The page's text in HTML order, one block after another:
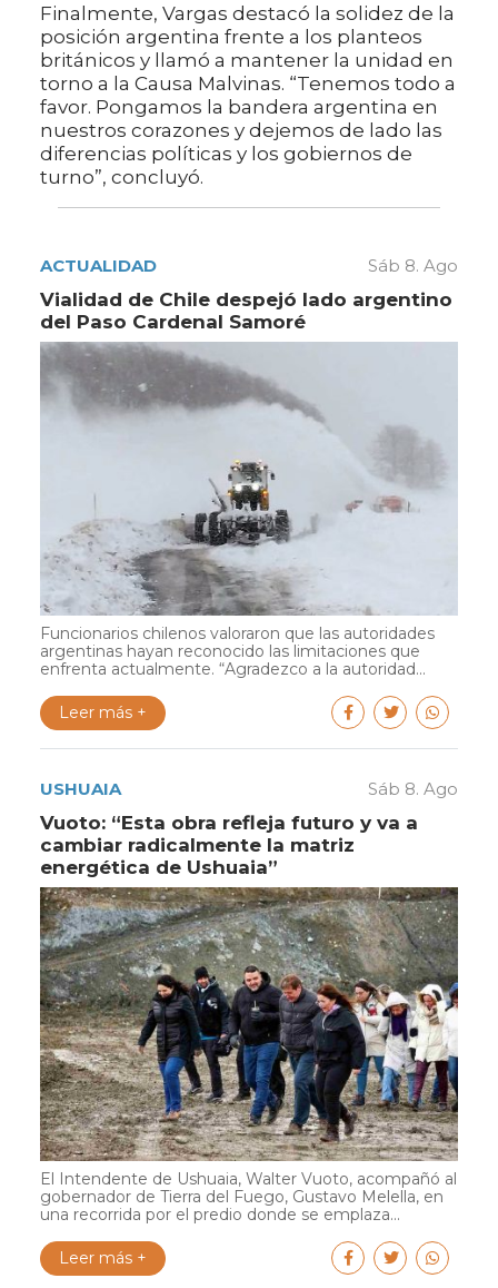
Finalmente, Vargas destacó la solidez de la
posición argentina frente a los planteos
británicos y llamó a mantener la unidad en
torno a la Causa Malvinas. “Tenemos todo a
favor. Pongamos la bandera argentina en
nuestros corazones y dejemos de lado las
diferencias políticas y los gobiernos de
turno”, concluyó.
ACTUALIDAD Sáb 8. Ago
Vialidad de Chile despejó lado argentino
del Paso Cardenal Samoré
Funcionarios chilenos valoraron que las autoridades
argentinas hayan reconocido las limitaciones que
enfrenta actualmente. “Agradezco a la autoridad...
Leer más +
USHUAIA Sáb 8. Ago
Vuoto: “Esta obra refleja futuro y va a
cambiar radicalmente la matriz
energética de Ushuaia”
El Intendente de Ushuaia, Walter Vuoto, acompañó al
gobernador de Tierra del Fuego, Gustavo Melella, en
una recorrida por el predio donde se emplaza...
Leer más +